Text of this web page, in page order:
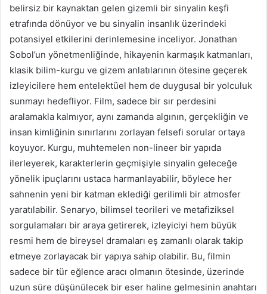
belirsiz bir kaynaktan gelen gizemli bir sinyalin keşfi
etrafında dönüyor ve bu sinyalin insanlık üzerindeki
potansiyel etkilerini derinlemesine inceliyor. Jonathan
Sobol’un yönetmenliğinde, hikayenin karmaşık katmanları,
klasik bilim-kurgu ve gizem anlatılarının ötesine geçerek
izleyicilere hem entelektüel hem de duygusal bir yolculuk
sunmayı hedefliyor. Film, sadece bir sır perdesini
aralamakla kalmıyor, aynı zamanda algının, gerçekliğin ve
insan kimliğinin sınırlarını zorlayan felsefi sorular ortaya
koyuyor. Kurgu, muhtemelen non-lineer bir yapıda
ilerleyerek, karakterlerin geçmişiyle sinyalin geleceğe
yönelik ipuçlarını ustaca harmanlayabilir, böylece her
sahnenin yeni bir katman eklediği gerilimli bir atmosfer
yaratılabilir. Senaryo, bilimsel teorileri ve metafiziksel
sorgulamaları bir araya getirerek, izleyiciyi hem büyük
resmi hem de bireysel dramaları eş zamanlı olarak takip
etmeye zorlayacak bir yapıya sahip olabilir. Bu, filmin
sadece bir tür eğlence aracı olmanın ötesinde, üzerinde
uzun süre düşünülecek bir eser haline gelmesinin anahtarı